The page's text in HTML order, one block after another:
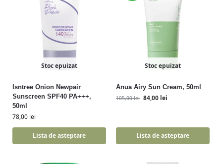
Stoc epuizat
Isntree Onion Newpair
Sunscreen SPF40 PA+++,
50ml
78,00 lei
Lista de asteptare
Stoc epuizat
Anua Airy Sun Cream, 50ml
105,00lei 84,00 lei
Lista de asteptare